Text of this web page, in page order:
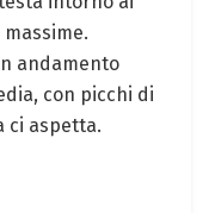
massime.
andamento
con picchi di
ci aspetta.